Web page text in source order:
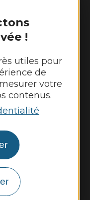
!
utiles pour
de
votre
contenus.
et de 14h
12h30